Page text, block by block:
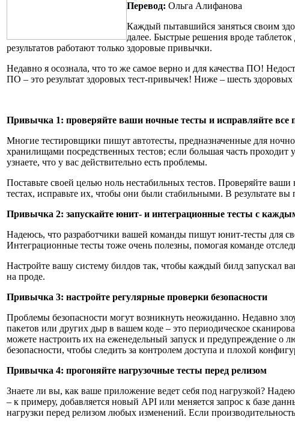
Перевод: Ольга Алифанова
Каждый пытавшийся заняться своим
далее. Быстрые решения вроде
результатов работают только здоровые привычки.
Недавно я осознала, что то же самое верно и для качества ПО!
ПО – это результат здоровых тест-привычек! Ниже – шесть
Привычка 1: проверяйте ваши ночные тесты и исправляйте все
Многие тестировщики пишут автотесты, предназначенные для
хранилищами посредственных тестов; если большая часть
узнаете, что у вас действительно есть проблемы.
Поставьте своей целью ноль нестабильных тестов. Проверяйте
тестах, исправьте их, чтобы они были стабильными. В результате
Привычка 2: запускайте юнит- и интеграционные тесты с
Надеюсь, что разработчики вашей команды пишут юнит-тесты для
Интеграционные тесты тоже очень полезны, помогая команде
Настройте вашу систему билдов так, чтобы каждый билд запускал
на проде.
Привычка 3: настройте регулярные проверки безопасности
Проблемы безопасности могут возникнуть неожиданно. Недавно
пакетов или других дыр в вашем коде – это периодическое
можете настроить их на еженедельный запуск и предупреждение о
безопасности, чтобы следить за контролем доступа и плохой
Привычка 4: прогоняйте нагрузочные тесты перед релизом
Знаете ли вы, как ваше приложение ведет себя под нагрузкой?
– к примеру, добавляется новый API или меняется запрос к базе
нагрузки перед релизом любых изменений. Если